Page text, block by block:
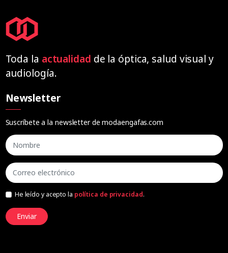
Toda la actualidad de la óptica, salud visual y
audiología.
Newsletter
Suscríbete a la newsletter de modaengafas.com
He leído y acepto la política de privacidad.
Enviar